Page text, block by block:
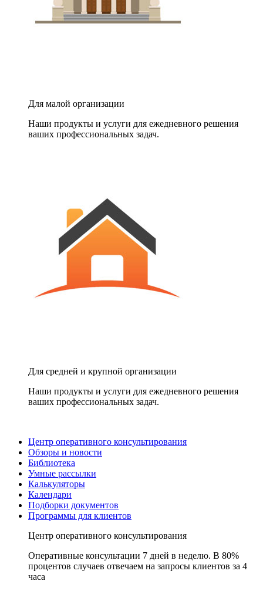
Для малой организации
Наши продукты и услуги для ежедневного решения
ваших профессиональных задач.
Для средней и крупной организации
Наши продукты и услуги для ежедневного решения
ваших профессиональных задач.
Центр оперативного консультирования
Обзоры и новости
Библиотека
Умные рассылки
Калькуляторы
Календари
Подборки документов
Программы для клиентов
Центр оперативного консультирования
Оперативные консультации 7 дней в неделю. В 80%
процентов случаев отвечаем на запросы клиентов за 4
часа